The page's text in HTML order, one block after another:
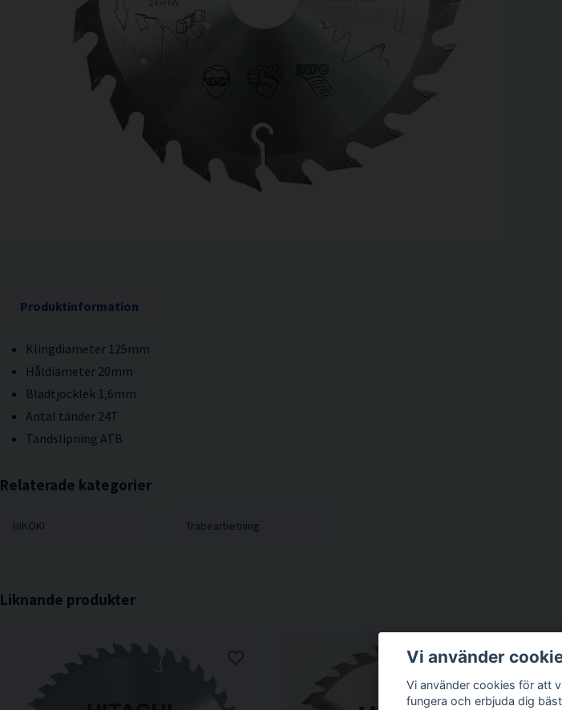
Produktinformation
Klingdiameter 125mm
Håldiameter 20mm
Bladtjocklek 1,6mm
Antal tänder 24T
Tandslipning ATB
Relaterade kategorier
HiKOKI Träbearbetning
Liknande produkter
Vi använder
Vi använder cookies för att
fungera och erbjuda dig